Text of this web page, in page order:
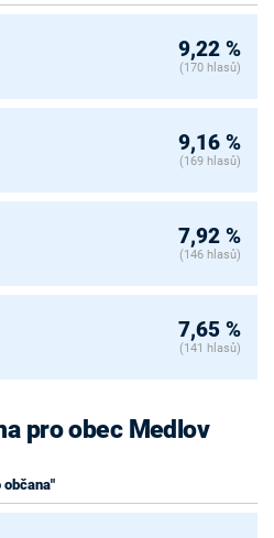
9,22 %
(170 hlasů)
9,16 %
(169 hlasů)
7,92 %
(146 hlasů)
7,65 %
(141 hlasů)
pro obec Medlov